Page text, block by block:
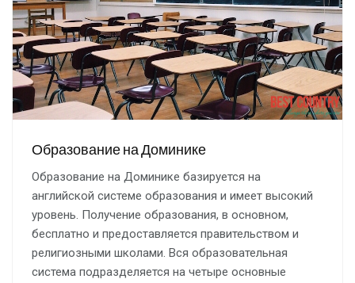
Образование на Доминике
Образование на Доминике базируется на
английской системе образования и имеет высокий
уровень. Получение образования, в основном,
бесплатно и предоставляется правительством и
религиозными школами. Вся образовательная
система подразделяется на четыре основные